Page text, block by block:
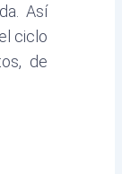
Así
ciclo
de